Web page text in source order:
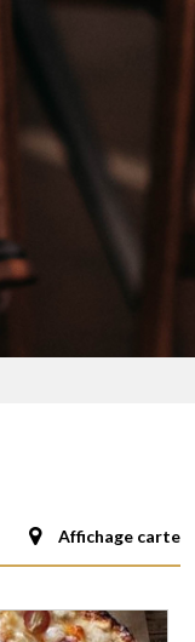
Affichage carte